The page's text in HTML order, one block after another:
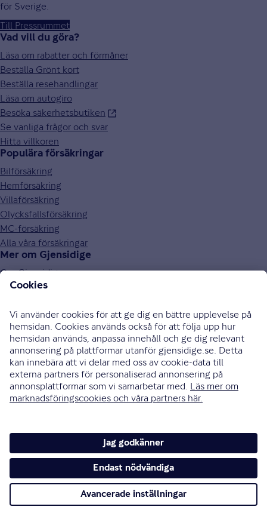
för Sverige.
Till Pressrummet
Vad vill du göra?
Läsa om rabatter och förmåner
Beställa Grönt kort
Beställa resehandlingar
Läsa om autogiro
Besöka säkerhetsbutiken
Se vanliga frågor och svar
Hitta villkoren
Populära försäkringar
Bilförsäkring
Hemförsäkring
Villaförsäkring
Olycksfallsförsäkring
MC-försäkring
Alla våra försäkringar
Mer om Gjensidige
Om Gjensidige
Jobba hos oss
Press och media
Investor relations
Samarbetspartners
0771-326 326
Bli uppringd
Skriv till oss
Instagram
Cookies och säkerhet
Hantering av personuppgifter
Tillgänglighetsredogörelse